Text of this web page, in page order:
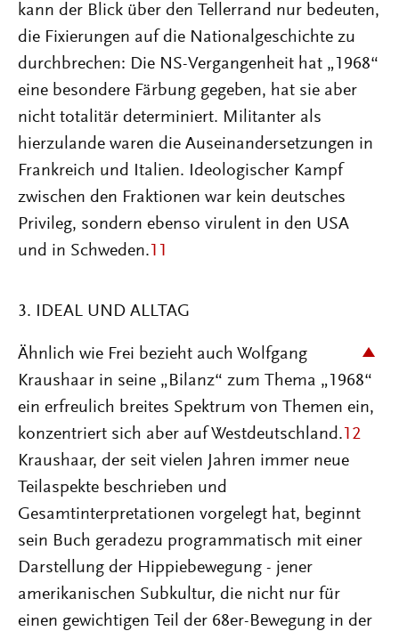
kann der Blick über den Tellerrand nur bedeuten,
die Fixierungen auf die Nationalgeschichte zu
durchbrechen: Die NS-Vergangenheit hat „1968“
eine besondere Färbung gegeben, hat sie aber
nicht totalitär determiniert. Militanter als
hierzulande waren die Auseinandersetzungen in
Frankreich und Italien. Ideologischer Kampf
zwischen den Fraktionen war kein deutsches
Privileg, sondern ebenso virulent in den USA
und in Schweden. 11
3. IDEAL UND ALLTAG
Ähnlich wie Frei bezieht auch Wolfgang
Kraushaar in seine „Bilanz“ zum Thema „1968“
ein erfreulich breites Spektrum von Themen ein,
konzentriert sich aber auf Westdeutschland. 12
Kraushaar, der seit vielen Jahren immer neue
Teilaspekte beschrieben und
Gesamtinterpretationen vorgelegt hat, beginnt
sein Buch geradezu programmatisch mit einer
Darstellung der Hippiebewegung - jener
amerikanischen Subkultur, die nicht nur für
einen gewichtigen Teil der 68er-Bewegung in der